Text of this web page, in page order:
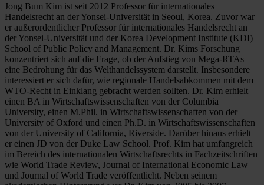
Jong Bum Kim ist seit 2012 Professor für internationales
Handelsrecht an der Yonsei-Universität in Seoul, Korea. Zuvor war
er außerordentlicher Professor für internationales Handelsrecht an
der Yonsei-Universität und der Korea Development Institute (KDI)
School of Public Policy and Management. Dr. Kims Forschung
konzentriert sich auf die Frage, ob der Aufstieg von Mega-RTAs
eine Bedrohung für das Welthandelssystem darstellt. Insbesondere
interessiert er sich dafür, wie regionale Handelsabkommen mit dem
WTO-Recht in Einklang gebracht werden sollten. Dr. Kim erhielt
einen BA in Wirtschaftswissenschaften von der Columbia
University, einen M.Phil. in Wirtschaftswissenschaften von der
University of Oxford und einen Ph.D. in Wirtschaftswissenschaften
von der University of California, Riverside. Darüber hinaus erhielt
er einen JD von der Duke Law School. Prof. Kim hat umfangreich
im Bereich des internationalen Wirtschaftsrechts in Fachzeitschriften
wie World Trade Review, Journal of International Economic Law
und Journal of World Trade veröffentlicht. Neben seinem